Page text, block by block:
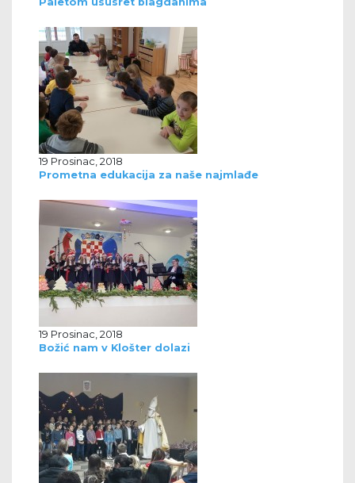
19 Prosinac, 2018
Prometna edukacija za naše najmlađe
19 Prosinac, 2018
Božić nam v Klošter dolazi